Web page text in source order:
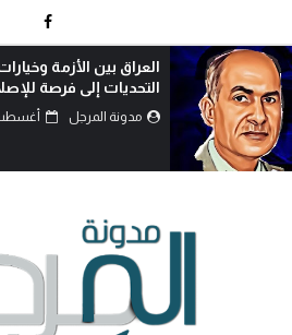
العراق بين الأزمة وخيارات
التحديات إلى فرصة للإصلا...
مدونة المرجل أغسطس 06, 2026